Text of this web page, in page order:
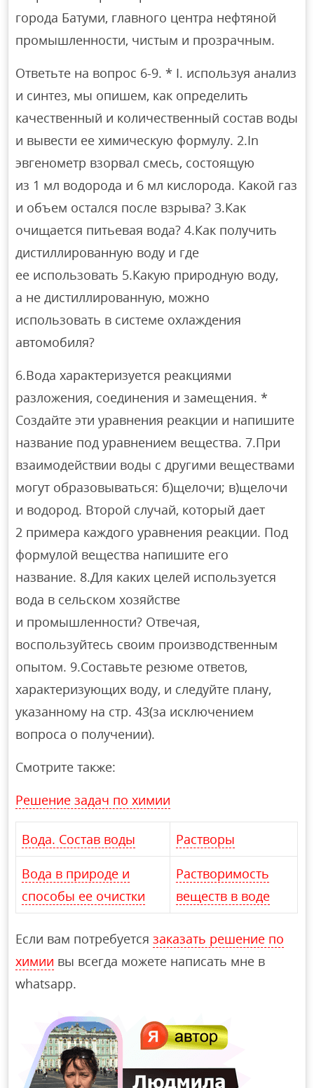
города Батуми, главного центра нефтяной
промышленности, чистым и прозрачным.
Ответьте на вопрос 6-9. * I. используя анализ
и синтез, мы опишем, как определить
качественный и количественный состав воды
и вывести ее химическую формулу. 2.In
эвгенометр взорвал смесь, состоящую
из 1 мл водорода и 6 мл кислорода. Какой газ
и объем остался после взрыва? 3.Как
очищается питьевая вода? 4.Как получить
дистиллированную воду и где
ее использовать 5.Какую природную воду,
а не дистиллированную, можно
использовать в системе охлаждения
автомобиля?
6.Вода характеризуется реакциями
разложения, соединения и замещения. *
Создайте эти уравнения реакции и напишите
название под уравнением вещества. 7.При
взаимодействии воды с другими веществами
могут образовываться: б)щелочи; в)щелочи
и водород. Второй случай, который дает
2 примера каждого уравнения реакции. Под
формулой вещества напишите его
название. 8.Для каких целей используется
вода в сельском хозяйстве
и промышленности? Отвечая,
воспользуйтесь своим производственным
опытом. 9.Составьте резюме ответов,
характеризующих воду, и следуйте плану,
указанному на стр. 43(за исключением
вопроса о получении).
Смотрите также:
Решение задач по химии
Вода. Состав воды Растворы
Вода в природе и
способы ее очистки
Растворимость
веществ в воде
Если вам потребуетсязаказать решение по
химии вы всегда можете написать мне в
whatsapp.